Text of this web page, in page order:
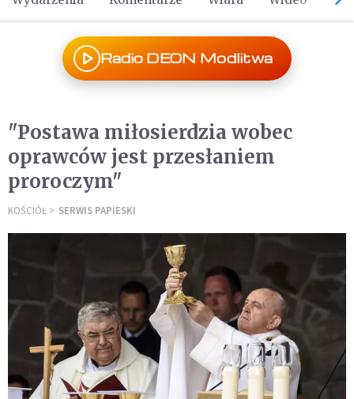
Radio DEON Modlitwa
"Postawa miłosierdzia wobec
oprawców jest przesłaniem
proroczym"
KOŚCIÓŁ SERWIS PAPIESKI